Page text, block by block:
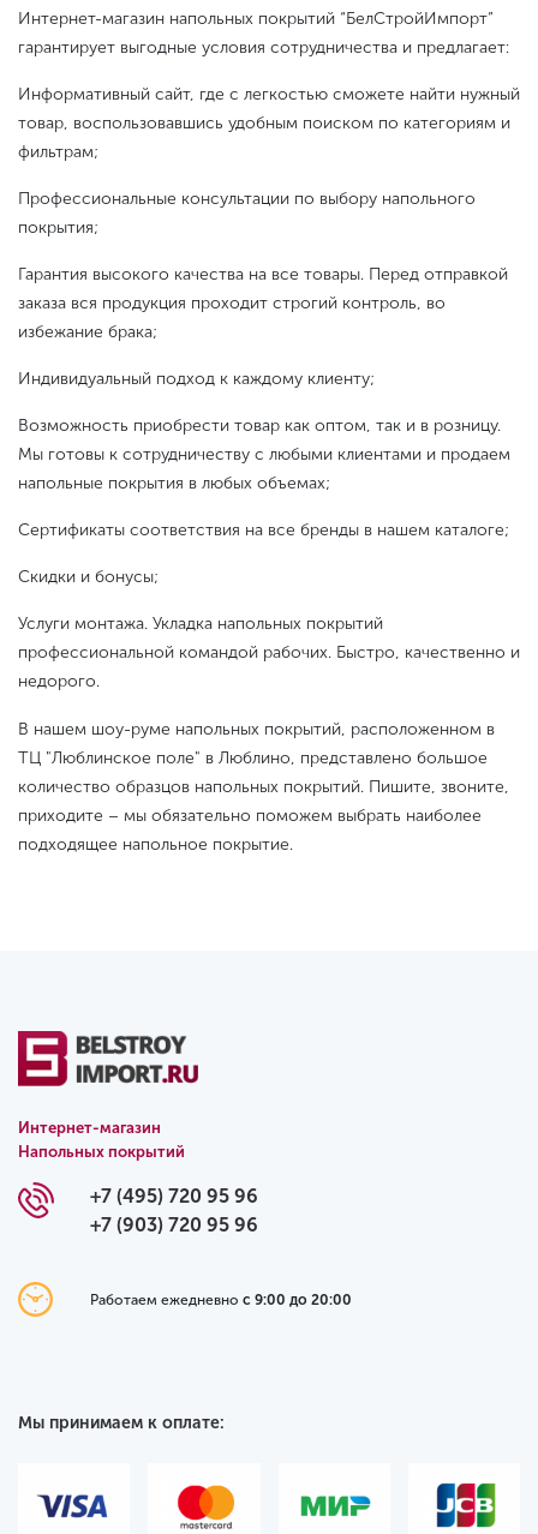
Интернет-магазин напольных покрытий “БелСтройИмпорт”
гарантирует выгодные условия сотрудничества и предлагает:
Информативный сайт, где с легкостью сможете найти нужный
товар, воспользовавшись удобным поиском по категориям и
фильтрам;
Профессиональные консультации по выбору напольного
покрытия;
Гарантия высокого качества на все товары. Перед отправкой
заказа вся продукция проходит строгий контроль, во
избежание брака;
Индивидуальный подход к каждому клиенту;
Возможность приобрести товар как оптом, так и в розницу.
Мы готовы к сотрудничеству с любыми клиентами и продаем
напольные покрытия в любых объемах;
Сертификаты соответствия на все бренды в нашем каталоге;
Скидки и бонусы;
Услуги монтажа. Укладка напольных покрытий
профессиональной командой рабочих. Быстро, качественно и
недорого.
В нашем шоу-руме напольных покрытий, расположенном в
ТЦ "Люблинское поле" в Люблино, представлено большое
количество образцов напольных покрытий. Пишите, звоните,
приходите – мы обязательно поможем выбрать наиболее
подходящее напольное покрытие.
Интернет-магазин
Напольных покрытий
+7 (495) 720 95 96
+7 (903) 720 95 96
Работаем ежедневно с 9:00 до 20:00
Мы принимаем к оплате: